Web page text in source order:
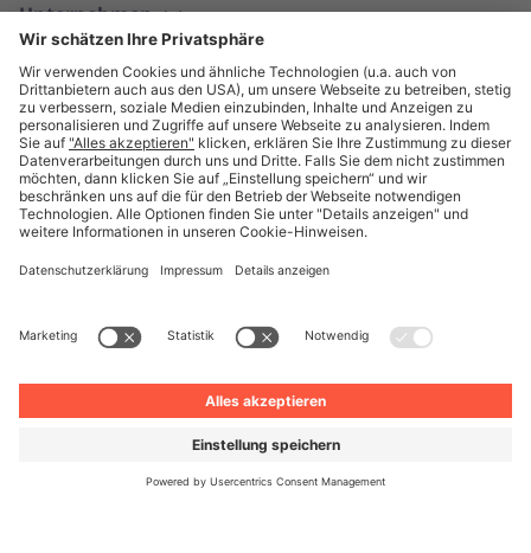
Unternehmen
Datenschutz
AGB
Deutsch